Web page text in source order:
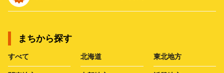
まちから探す
すべて 北海道 東北地方